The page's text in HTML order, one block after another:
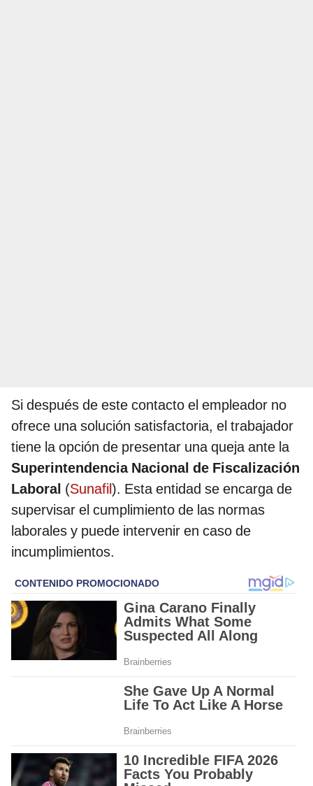
Si después de este contacto el empleador no
ofrece una solución satisfactoria, el trabajador
tiene la opción de presentar una queja ante la
Superintendencia Nacional de Fiscalización
Laboral (Sunafil). Esta entidad se encarga de
supervisar el cumplimiento de las normas
laborales y puede intervenir en caso de
incumplimientos.